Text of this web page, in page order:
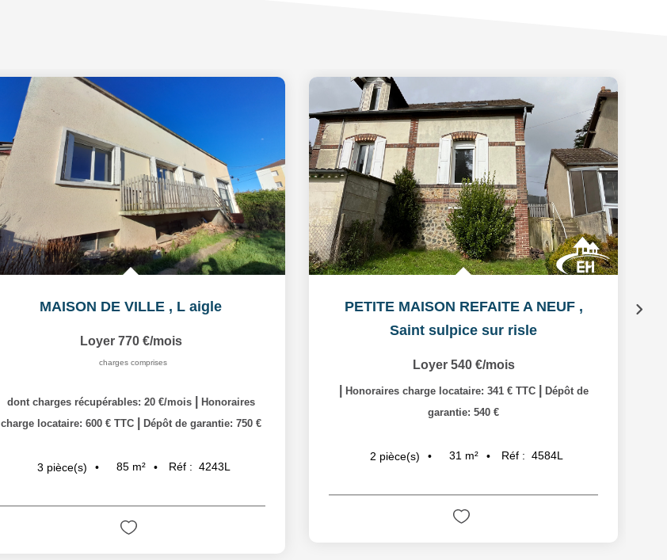
MAISON DE VILLE , L aigle
Loyer 770 €/mois
charges comprises
dont charges récupérables: 20 €/mois
Honoraires
charge locataire: 600 € TTC
Dépôt de garantie: 750 €
3 pièce(s) 85 m² Réf : 4243L
PETITE MAISON REFAITE A NEUF ,
Saint sulpice sur risle
Loyer 540 €/mois
Honoraires charge locataire: 341 € TTC
Dépôt de
garantie: 540 €
2 pièce(s) 31 m² Réf : 4584L